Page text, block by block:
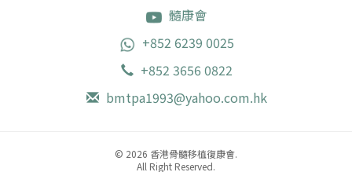
髓康會
+852 6239 0025
+852 3656 0822
bmtpa1993@yahoo.com.hk
© 2026 香港骨髓移植復康會.
All Right Reserved.